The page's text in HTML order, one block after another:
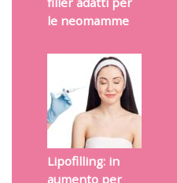
le neomamme
Lipofilling: in
aumento per